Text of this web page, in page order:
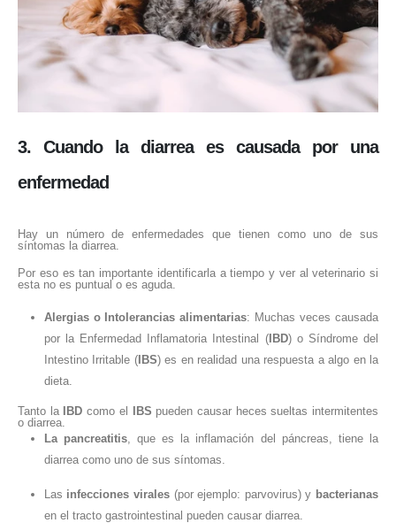
3. Cuando la diarrea es causada por una
enfermedad
Hay un número de enfermedades que tienen como uno de sus
síntomas la diarrea.
Por eso es tan importante identificarla a tiempo y ver al veterinario si
esta no es puntual o es aguda.
Alergias o Intolerancias alimentarias: Muchas veces causada
por la Enfermedad Inflamatoria Intestinal (IBD) o Síndrome del
Intestino Irritable (IBS) es en realidad una respuesta a algo en la
dieta.
Tanto la IBD como el IBS pueden causar heces sueltas intermitentes
o diarrea.
La pancreatitis, que es la inflamación del páncreas, tiene la
diarrea como uno de sus síntomas.
Las infecciones virales(por ejemplo: parvovirus) y bacterianas
en el tracto gastrointestinal pueden causar diarrea.